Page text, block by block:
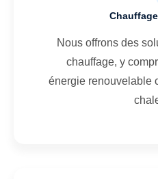
Nous offrons des
chauffage, y
énergie renouvelable